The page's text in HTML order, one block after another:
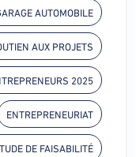
AUTOMOBILE
AUX PROJETS
2025
ENTREPRENEURIAT
DE FAISABILITÉ